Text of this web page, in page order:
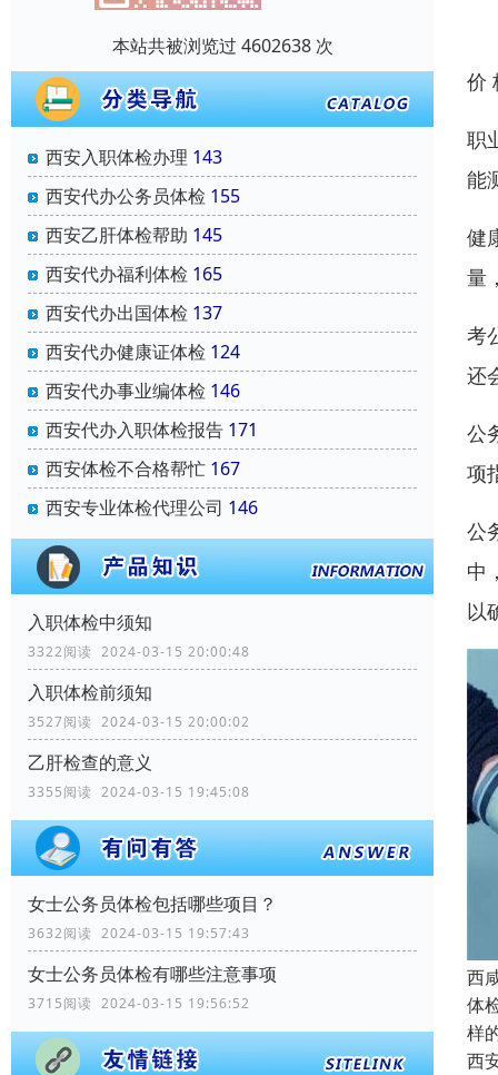
本站共被浏览过 4602638 次
西安入职体检办理 143
西安代办公务员体检 155
西安乙肝体检帮助 145
西安代办福利体检 165
西安代办出国体检 137
西安代办健康证体检 124
西安代办事业编体检 146
西安代办入职体检报告 171
西安体检不合格帮忙 167
西安专业体检代理公司 146
入职体检中须知
3322阅读 2024-03-15 20:00:48
入职体检前须知
3527阅读 2024-03-15 20:00:02
乙肝检查的意义
3355阅读 2024-03-15 19:45:08
女士公务员体检包括哪些项目？
3632阅读 2024-03-15 19:57:43
女士公务员体检有哪些注意事项
3715阅读 2024-03-15 19:56:52
价
职
能
健
量
考
还
公
项
公
中
以
西
体
样
西